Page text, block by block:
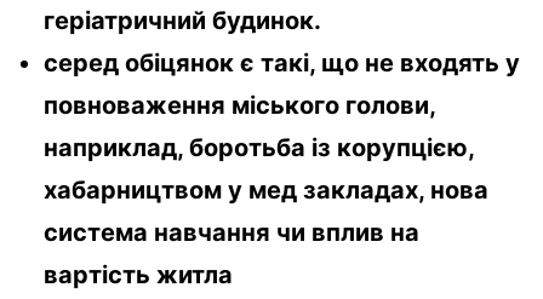
геріатричний будинок.
серед обіцянок є такі, що не входять у
повноваження міського голови,
наприклад, боротьба із корупцією,
хабарництвом у мед закладах, нова
система навчання чи вплив на
вартість житла